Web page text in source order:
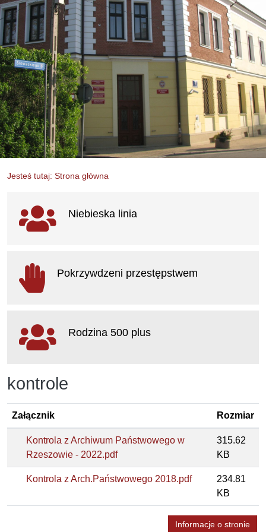
Jesteś tutaj: Strona główna
kontrole
Załącznik Rozmiar
Kontrola z Archiwum Państwowego w
Rzeszowie - 2022.pdf
315.62
KB
Kontrola z Arch.Państwowego 2018.pdf
234.81
KB
Ważne linki
Niebieska linia
Pokrzywdzeni przestępstwem
Rodzina 500 plus
Informacje o stronie